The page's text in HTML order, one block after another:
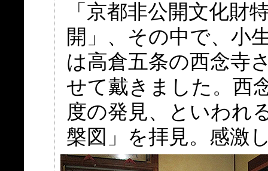
「京都非公開文化財
開」、その中で、小
は高倉五条の西念寺
せて戴きました。西
度の発見、といわれ
槃図」を拝見。感激